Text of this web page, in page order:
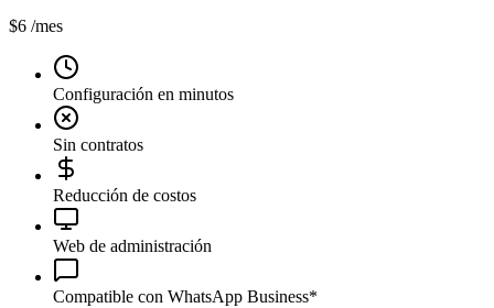
$6 /mes
Configuración en minutos
Sin contratos
Reducción de costos
Web de administración
Compatible con WhatsApp Business*